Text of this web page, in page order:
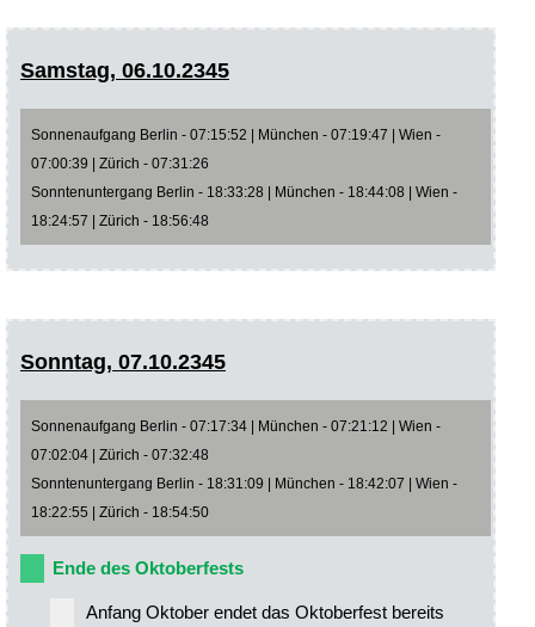
Samstag, 06.10.2345
Sonnenaufgang Berlin - 07:15:52 | München - 07:19:47 | Wien -
07:00:39 | Zürich - 07:31:26
Sonntenuntergang Berlin - 18:33:28 | München - 18:44:08 | Wien -
18:24:57 | Zürich - 18:56:48
Sonntag, 07.10.2345
Sonnenaufgang Berlin - 07:17:34 | München - 07:21:12 | Wien -
07:02:04 | Zürich - 07:32:48
Sonntenuntergang Berlin - 18:31:09 | München - 18:42:07 | Wien -
18:22:55 | Zürich - 18:54:50
Ende des Oktoberfests
Anfang Oktober endet das Oktoberfest bereits